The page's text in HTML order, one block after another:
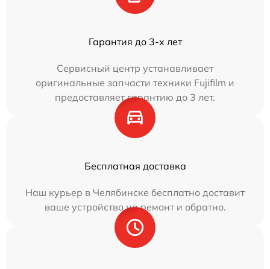
Гарантия до 3-х лет
Сервисный центр устанавливает
оригинальные запчасти техники Fujifilm и
предоставляет гарантию до 3 лет.
Бесплатная доставка
Наш курьер в Челябинске бесплатно доставит
ваше устройство на ремонт и обратно.